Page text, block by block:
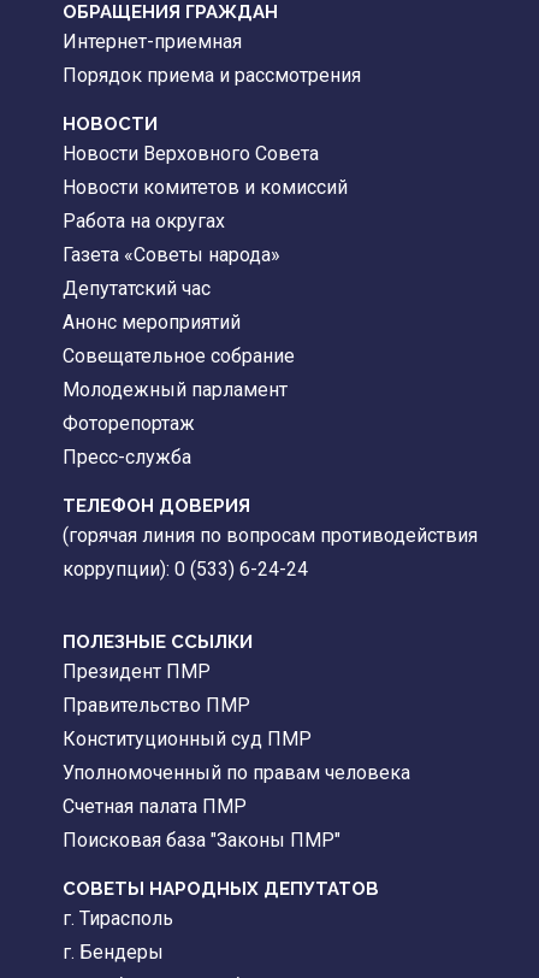
ОБРАЩЕНИЯ ГРАЖДАН
Интернет-приемная
Порядок приема и рассмотрения
НОВОСТИ
Новости Верховного Совета
Новости комитетов и комиссий
Работа на округах
Газета «Советы народа»
Депутатский час
Анонс мероприятий
Совещательное собрание
Молодежный парламент
Фоторепортаж
Пресс-служба
ТЕЛЕФОН ДОВЕРИЯ
(горячая линия по вопросам противодействия
коррупции): 0 (533) 6-24-24
ПОЛЕЗНЫЕ ССЫЛКИ
Президент ПМР
Правительство ПМР
Конституционный суд ПМР
Уполномоченный по правам человека
Счетная палата ПМР
Поисковая база "Законы ПМР"
СОВЕТЫ НАРОДНЫХ ДЕПУТАТОВ
г. Тирасполь
г. Бендеры